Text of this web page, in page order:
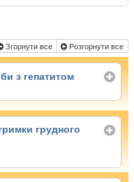
Згорнути все Розгорнути все
з гепатитом
грудного